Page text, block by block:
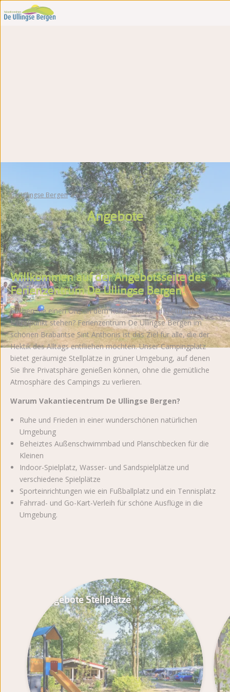
De Ullingse Bergen Angebote
Angebote
Willkommen auf der Angebotsseite des
Ferienzentrum De Ullingse Bergen!
Suchen Sie einen Ort, an dem Ruhe, Platz und Natur im
Mittelpunkt stehen? Ferienzentrum De Ullingse Bergen im
schönen Brabantse Sint Anthonis ist das Ziel für alle, die der
Hektik des Alltags entfliehen möchten. Unser Campingplatz
bietet geräumige Stellplätze in grüner Umgebung, auf denen
Sie Ihre Privatsphäre genießen können, ohne die gemütliche
Atmosphäre des Campings zu verlieren.
Warum Vakantiecentrum De Ullingse Bergen?
Ruhe und Frieden in einer wunderschönen natürlichen
Umgebung
Beheiztes Außenschwimmbad und Planschbecken für die
Kleinen
Indoor-Spielplatz, Wasser- und Sandspielplätze und
verschiedene Spielplätze
Sporteinrichtungen wie ein Fußballplatz und ein Tennisplatz
Fahrrad- und Go-Kart-Verleih für schöne Ausflüge in die
Umgebung.
Angebote Stellplätze